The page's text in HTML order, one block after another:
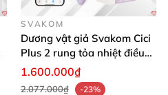
SVAKOM
Dương vật giả Svakom Cici
Plus 2 rung tỏa nhiệt điều
khiển App đẳng cấp
1.600.000₫
2.077.000₫
-23%